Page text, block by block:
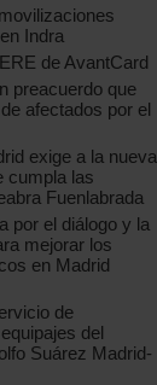
Indra
de AvantCard
preacuerdo que
de afectados por el
exige a la nueva
cumpla las
Fuenlabrada
por el diálogo y la
mejorar los
en Madrid
de
del
Suárez Madrid-